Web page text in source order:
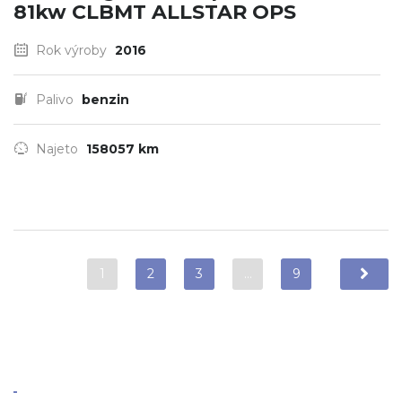
81kw CLBMT ALLSTAR OPS
Rok výroby 2016
Palivo benzin
Najeto 158057 km
1 2 3 … 9